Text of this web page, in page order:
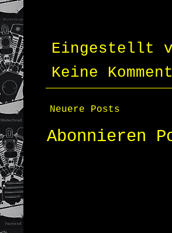
Eingestellt
Keine
Neuere Posts
Abonnieren